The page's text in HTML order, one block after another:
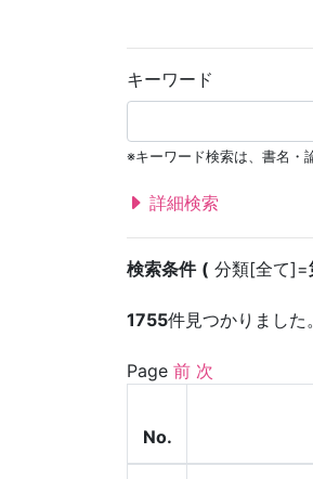
キーワード
※キーワード検索は、書名・
詳細検索
検索条件 分類[全て]=
1755件見つかりました。
Page 前 次
No.